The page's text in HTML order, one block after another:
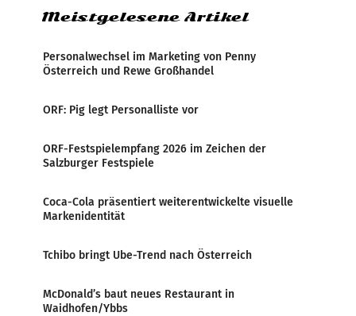
Meistgelesene Artikel
Personalwechsel im Marketing von Penny
Österreich und Rewe Großhandel
ORF: Pig legt Personalliste vor
ORF-Festspielempfang 2026 im Zeichen der
Salzburger Festspiele
Coca-Cola präsentiert weiterentwickelte visuelle
Markenidentität
Tchibo bringt Ube-Trend nach Österreich
McDonald’s baut neues Restaurant in
Waidhofen/Ybbs